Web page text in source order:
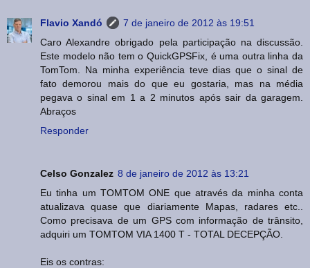
Flavio Xandó
7 de janeiro de 2012 às 19:51
Caro Alexandre obrigado pela participação na discussão.
Este modelo não tem o QuickGPSFix, é uma outra linha da
TomTom. Na minha experiência teve dias que o sinal de
fato demorou mais do que eu gostaria, mas na média
pegava o sinal em 1 a 2 minutos após sair da garagem.
Abraços
Responder
Celso Gonzalez 8 de janeiro de 2012 às 13:21
Eu tinha um TOMTOM ONE que através da minha conta
atualizava quase que diariamente Mapas, radares etc..
Como precisava de um GPS com informação de trânsito,
adquiri um TOMTOM VIA 1400 T - TOTAL DECEPÇÃO.
Eis os contras: